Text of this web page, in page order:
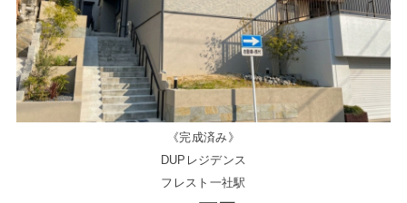
《完成済み》
DUPレジデンス
フレスト一社駅